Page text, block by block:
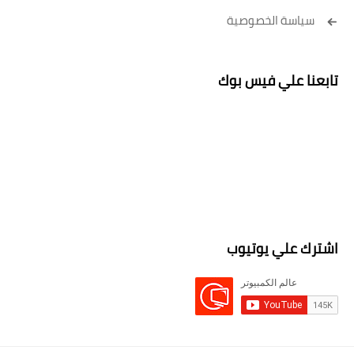
سياسة الخصوصية
تابعنا علي فيس بوك
اشترك علي يوتيوب